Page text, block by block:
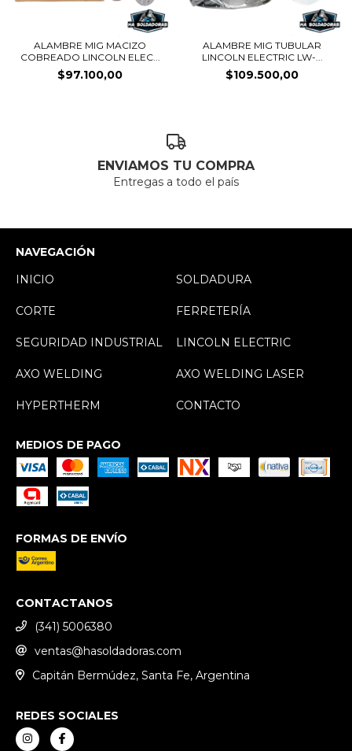
ALAMBRE MIG MACIZO
COBREADO LINCOLN ELEC...
$97.100,00
ALAMBRE MIG TUBULAR
LINCOLN ELECTRIC LW-...
$109.500,00
ENVIAMOS TU COMPRA
Entregas a todo el país
NAVEGACIÓN
INICIO
SOLDADURA
CORTE FERRETERÍA
SEGURIDAD INDUSTRIAL LINCOLN ELECTRIC
AXO WELDING AXO WELDING LASER
HYPERTHERM CONTACTO
MEDIOS DE PAGO
FORMAS DE ENVÍO
CONTACTANOS
(341) 5006380
ventas@hasoldadoras.com
Capitán Bermúdez, Santa Fe, Argentina
REDES SOCIALES